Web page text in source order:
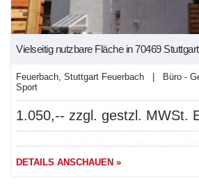
Vielseitig nutzbare Fläche in 70469 Stuttgart
Feuerbach, Stuttgart Feuerbach | Büro -
Sport
1.050,-- zzgl. gestzl. MWSt.
DETAILS ANSCHAUEN »